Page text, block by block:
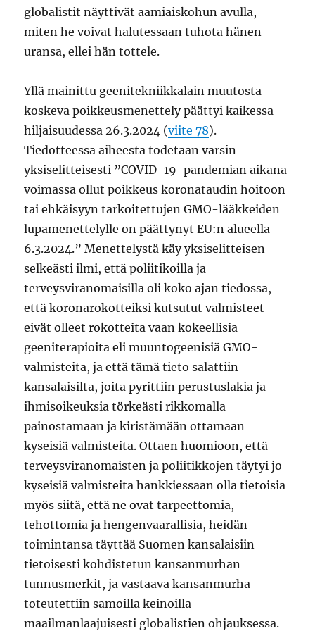
globalistit näyttivät aamiaiskohun avulla,
miten he voivat halutessaan tuhota hänen
uransa, ellei hän tottele.
Yllä mainittu geenitekniikkalain muutosta
koskeva poikkeusmenettely päättyi kaikessa
hiljaisuudessa 26.3.2024 (viite 78).
Tiedotteessa aiheesta todetaan varsin
yksiselitteisesti ”COVID-19-pandemian aikana
voimassa ollut poikkeus koronataudin hoitoon
tai ehkäisyyn tarkoitettujen GMO-lääkkeiden
lupamenettelylle on päättynyt EU:n alueella
6.3.2024.” Menettelystä käy yksiselitteisen
selkeästi ilmi, että poliitikoilla ja
terveysviranomaisilla oli koko ajan tiedossa,
että koronarokotteiksi kutsutut valmisteet
eivät olleet rokotteita vaan kokeellisia
geeniterapioita eli muuntogeenisiä GMO-
valmisteita, ja että tämä tieto salattiin
kansalaisilta, joita pyrittiin perustuslakia ja
ihmisoikeuksia törkeästi rikkomalla
painostamaan ja kiristämään ottamaan
kyseisiä valmisteita. Ottaen huomioon, että
terveysviranomaisten ja poliitikkojen täytyi jo
kyseisiä valmisteita hankkiessaan olla tietoisia
myös siitä, että ne ovat tarpeettomia,
tehottomia ja hengenvaarallisia, heidän
toimintansa täyttää Suomen kansalaisiin
tietoisesti kohdistetun kansanmurhan
tunnusmerkit, ja vastaava kansanmurha
toteutettiin samoilla keinoilla
maailmanlaajuisesti globalistien ohjauksessa.